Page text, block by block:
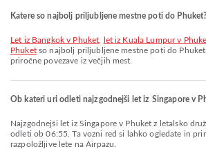
Katere so najbolj priljubljene mestne poti do Phuket?
let iz Bangkok v Phuket let iz Kuala Lumpur v
Phuketso najbolj priljubljene mestne poti do
priročne povezave iz večjih mest.
Ob kateri uri odleti najzgodnejši let iz Singapore v
Najzgodnejši let iz Singapore v Phuket z letalsko družbo Singapore Airlines
odleti ob 06:55. Ta vozni red si lahko ogledate in
razpoložljive lete na Airpazu.